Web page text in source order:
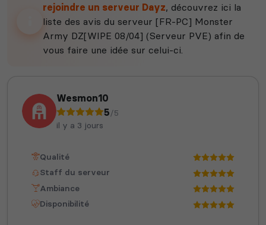
rejoindre un serveur Dayz, découvrez ici la
liste des avis du serveur [FR-PC] Monster
Army DZ[WIPE 08/04] (Serveur PVE) afin de
vous faire une idée sur celui-ci.
Wesmon10
5/5
il y a 3 jours
Qualité
Staff du serveur
Ambiance
Disponibilité